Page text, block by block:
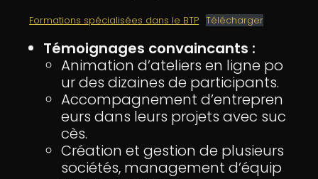
Formations spécialisées dans le BTP Télécharger
Témoignages convaincants :
Animation d’ateliers en ligne po
ur des dizaines de participants.
Accompagnement d’entrepren
eurs dans leurs projets avec suc
cès.
Création et gestion de plusieurs
sociétés, management d’équip